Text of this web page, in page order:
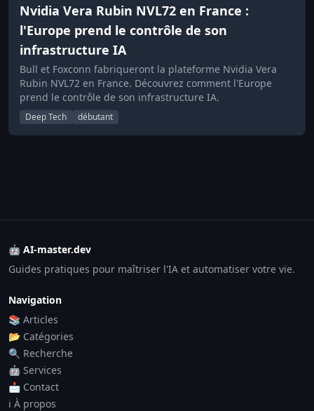
Nvidia Vera Rubin NVL72 en France :
l'Europe prend le contrôle de son
infrastructure IA
Bull et Foxconn fabriqueront la plateforme Nvidia Vera
Rubin NVL72 en France. Découvrez comment l'Europe
prend le contrôle de son infrastructure IA.
Deep Tech débutant
🤖 AI-master.dev
Guides pratiques pour maîtriser l'IA et automatiser votre vie.
Navigation
📚 Articles
📂 Catégories
🔍 Recherche
🤖 Services
📩 Contact
ℹ️ À propos